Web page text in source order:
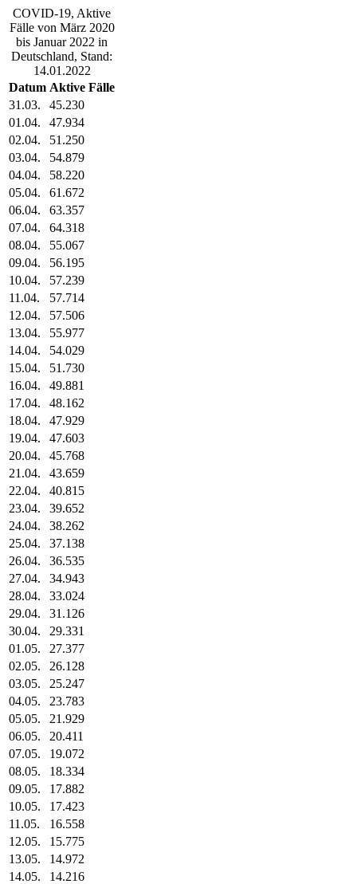
COVID-19, Aktive
Fälle von März 2020
bis Januar 2022 in
Deutschland, Stand:
14.01.2022
Datum Aktive Fälle
31.03.
45.230
01.04.
47.934
02.04.
51.250
03.04.
54.879
04.04.
58.220
05.04.
61.672
06.04.
63.357
07.04.
64.318
08.04.
55.067
09.04.
56.195
10.04.
57.239
11.04.
57.714
12.04.
57.506
13.04.
55.977
14.04.
54.029
15.04.
51.730
16.04.
49.881
17.04.
48.162
18.04.
47.929
19.04.
47.603
20.04.
45.768
21.04.
43.659
22.04.
40.815
23.04.
39.652
24.04.
38.262
25.04.
37.138
26.04.
36.535
27.04.
34.943
28.04.
33.024
29.04.
31.126
30.04.
29.331
01.05.
27.377
02.05.
26.128
03.05.
25.247
04.05.
23.783
05.05.
21.929
06.05.
20.411
07.05.
19.072
08.05.
18.334
09.05.
17.882
10.05.
17.423
11.05.
16.558
12.05.
15.775
13.05.
14.972
14.05.
14.216